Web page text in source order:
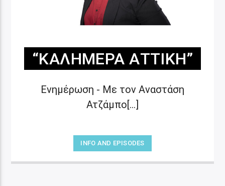
“ΚΑΛΗΜΈΡΑ ΑΤΤΙΚΉ”
Ενημέρωση - Με τον Αναστάση
Ατζάμπο[...]
INFO AND EPISODES